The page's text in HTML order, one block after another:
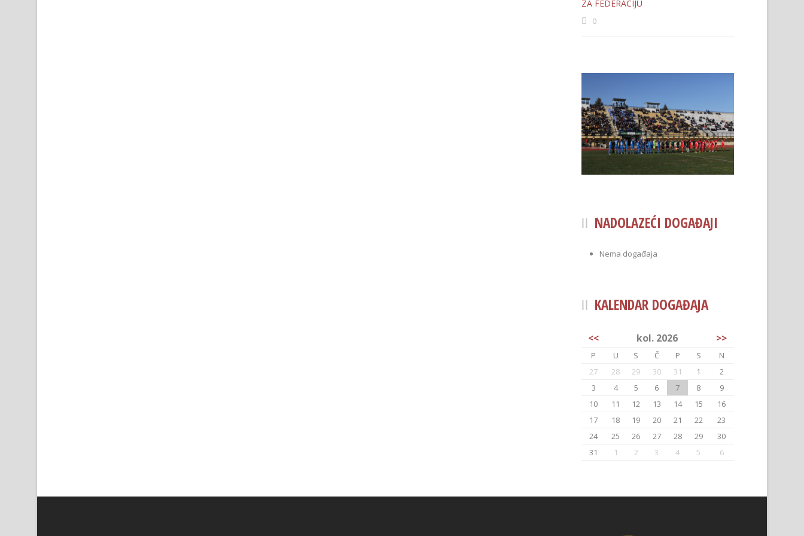
ZA FEDERACIJU
0
NADOLAZEĆI DOGAĐAJI
Nema događaja
KALENDAR DOGAĐAJA
<< kol. 2026 >>
P U S Č P S
N
27
28 29 30 31 1
2
3
4 5 6 7 8
9
10
11 12 13 14 15
16
17
18 19 20 21 22
23
24
25 26 27 28 29
30
31
1 2 3 4 5 6